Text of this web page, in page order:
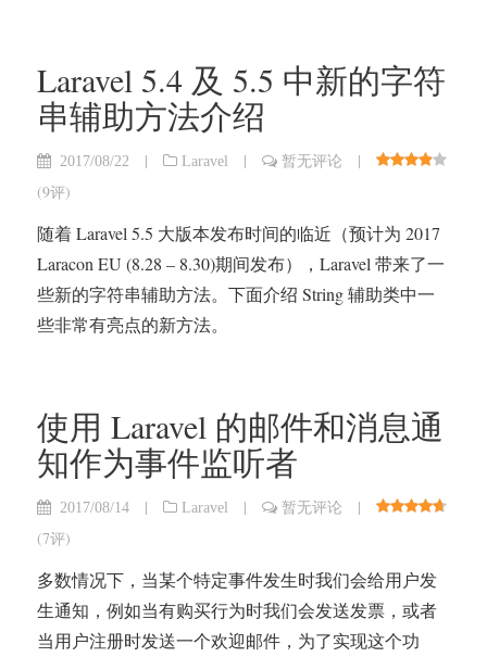
Laravel 5.4 及 5.5 中新的字符
串辅助方法介绍
2017/08/22 | Laravel | 暂无评论
|
(9评)
随着 Laravel 5.5 大版本发布时间的临近（预计为 2017
Laracon EU (8.28 – 8.30)期间发布），Laravel 带来了一
些新的字符串辅助方法。下面介绍 String 辅助类中一
些非常有亮点的新方法。
使用 Laravel 的邮件和消息通
知作为事件监听者
2017/08/14 | Laravel | 暂无评论
|
(7评)
多数情况下，当某个特定事件发生时我们会给用户发
生通知，例如当有购买行为时我们会发送发票，或者
当用户注册时发送一个欢迎邮件，为了实现这个功